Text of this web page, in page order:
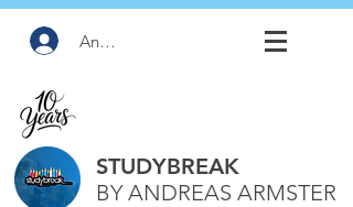
Anmelden
STUDYBREAK
BY ANDREAS ARMSTER